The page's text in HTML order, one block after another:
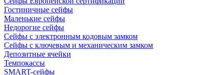
Гостиничные сейфы
Маленькие сейфы
Недорогие сейфы
Сейфы с электронным кодовым замком
Сейфы с ключевым и механическим замком
Депозитные ячейки
Темпокассы
SMART-сейфы